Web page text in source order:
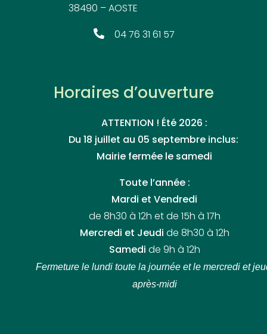
38490 – AOSTE
04 76 31 61 57
Horaires d’ouverture
ATTENTION ! Été 2026 :
Du 18 juillet au 05 septembre inclus:
Mairie fermée le samedi
Toute l’année :
Mardi et Vendredi
de 8h30 à 12h et de 15h à 17h
Mercredi et Jeudi de 8h30 à 12h
Samedi de 9h à 12h
Fermeture le lundi toute la journée et le mercredi et
après-midi